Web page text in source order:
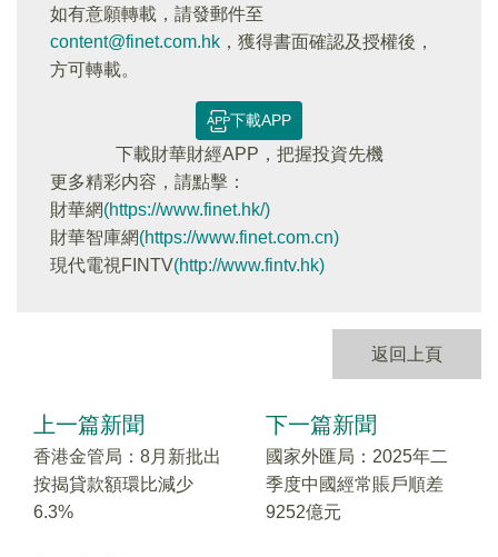
如有意願轉載，請發郵件至
content@finet.com.hk ，獲得書面確認及授權後，
方可轉載。
下載APP
下載財華財經APP，把握投資先機
更多精彩内容，請點擊：
財華網(https://www.finet.hk/)
財華智庫網(https://www.finet.com.cn)
現代電視FINTV(http://www.fintv.hk)
返回上頁
上一篇新聞
香港金管局：8月新批出
按揭貸款額環比減少
6.3%
下一篇新聞
國家外匯局：2025年二
季度中國經常賬戶順差
9252億元